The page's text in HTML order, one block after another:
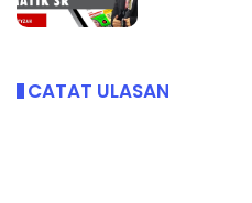
CATAT ULASAN